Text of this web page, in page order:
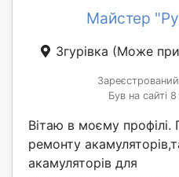
Майстер
Згурівка (Може
Був на сайті
Вітаю в моєму
ремонту
акамуляторів для